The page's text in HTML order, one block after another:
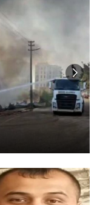
kaynaklı